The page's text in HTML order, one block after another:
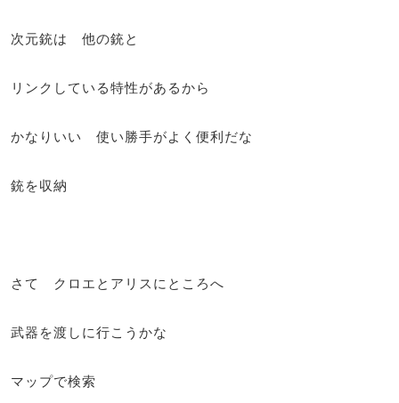
次元銃は 他の銃と
リンクしている特性があるから
かなりいい 使い勝手がよく便利だな
銃を収納
さて クロエとアリスにところへ
武器を渡しに行こうかな
マップで検索